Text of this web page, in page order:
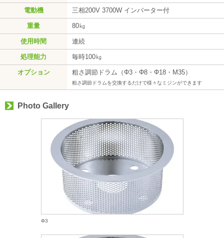
電動機 三相200V 3700W インバーター付
重量 80㎏
使用時間 連続
処理能力 毎時100㎏
オプション 粗さ調節ドラム（Φ3・Φ8・Φ18・M35）
粗さ調節ドラムを交換するだけで様々なミジンができます
Photo Gallery
Φ3